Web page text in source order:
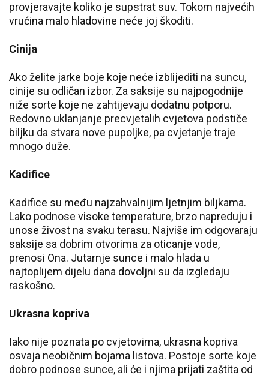
provjeravajte koliko je supstrat suv. Tokom najvećih
vrućina malo hladovine neće joj škoditi.
Cinija
Ako želite jarke boje koje neće izblijediti na suncu,
cinije su odličan izbor. Za saksije su najpogodnije
niže sorte koje ne zahtijevaju dodatnu potporu.
Redovno uklanjanje precvjetalih cvjetova podstiče
biljku da stvara nove pupoljke, pa cvjetanje traje
mnogo duže.
Kadifice
Kadifice su među najzahvalnijim ljetnjim biljkama.
Lako podnose visoke temperature, brzo napreduju i
unose živost na svaku terasu. Najviše im odgovaraju
saksije sa dobrim otvorima za oticanje vode,
prenosi Ona. Jutarnje sunce i malo hlada u
najtoplijem dijelu dana dovoljni su da izgledaju
raskošno.
Ukrasna kopriva
Iako nije poznata po cvjetovima, ukrasna kopriva
osvaja neobičnim bojama listova. Postoje sorte koje
dobro podnose sunce, ali će i njima prijati zaštita od